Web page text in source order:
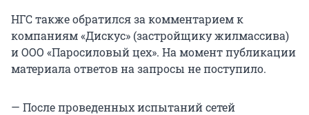
НГС также обратился за комментарием к
компаниям «Дискус» (застройщику жилмассива)
и ООО «Паросиловый цех». На момент публикации
материала ответов на запросы не поступило.
— После проведенных испытаний сетей